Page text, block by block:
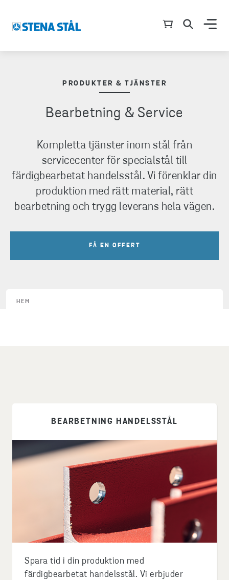
PRODUKTER & TJÄNSTER
Bearbetning & Service
Kompletta tjänster inom stål från
servicecenter för specialstål till
färdigbearbetat handelsstål. Vi förenklar din
produktion med rätt material, rätt
bearbetning och trygg leverans hela vägen.
FÅ EN OFFERT
HEM
BEARBETNING HANDELSSTÅL
Spara tid i din produktion med
färdigbearbetat handelsstål. Vi erbjuder